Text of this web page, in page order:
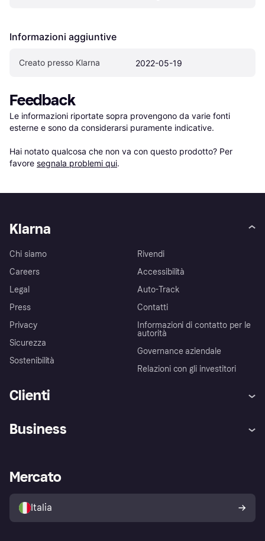
Informazioni aggiuntive
Creato presso Klarna 2022-05-19
Feedback
Le informazioni riportate sopra provengono da varie fonti
esterne e sono da considerarsi puramente indicative.
Hai notato qualcosa che non va con questo prodotto? Per
favore segnala problemi qui.
Klarna
Chi siamo
Careers
Legal
Press
Privacy
Sicurezza
Sostenibilità
Rivendi
Accessibilità
Auto-Track
Contatti
Informazioni di contatto per le
autorità
Governance aziendale
Relazioni con gli investitori
Clienti
Esplora i negozi
Politica di protezione
dell'acquirente Klarna
Business
Accesso aziende
Mercato
Italia